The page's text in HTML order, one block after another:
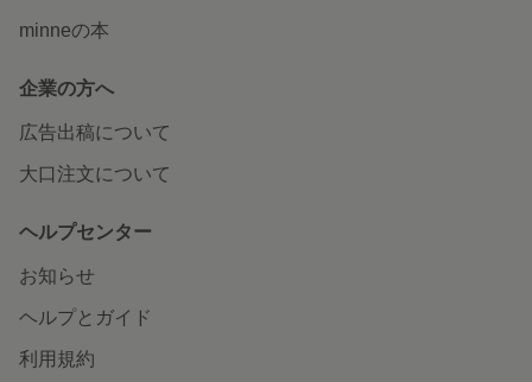
minneの本
企業の方へ
広告出稿について
大口注文について
ヘルプセンター
お知らせ
ヘルプとガイド
利用規約